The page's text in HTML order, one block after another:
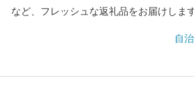
など、フレッシュな返礼品をお届けしま
されました。 五島市には「久賀島の集落
自